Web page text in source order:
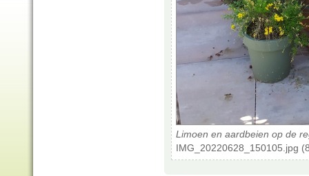
Limoen en aardbeien op de
IMG_20220628_150105.jpg